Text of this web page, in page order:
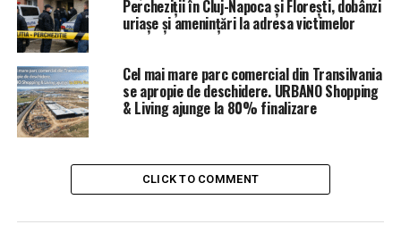
Percheziții în Cluj-Napoca și Florești, dobânzi
uriașe și amenințări la adresa victimelor
Cel mai mare parc comercial din Transilvania
se apropie de deschidere. URBANO Shopping
& Living ajunge la 80% finalizare
CLICK TO COMMENT